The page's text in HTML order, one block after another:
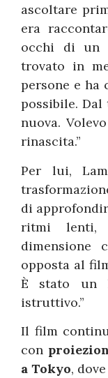
ascoltare
era
occhi di un
trovato in
persone e ha
possibile. Dal
nuova.
rinascita.”
Per lui,
di
ritmi lenti,
dimensione
opposta al
È stato un
istruttivo.”
Il film
con
a Tokyo,